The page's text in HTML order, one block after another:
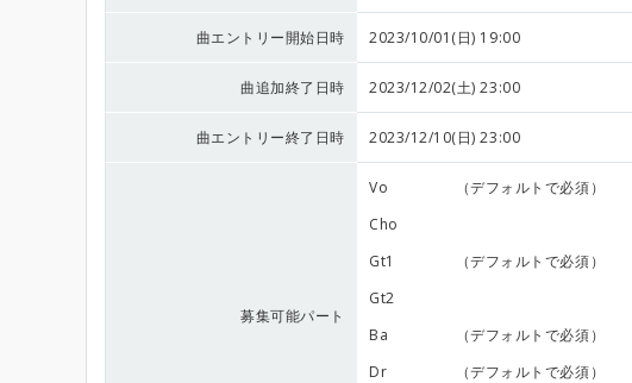
曲エントリー開始日時 2023/10/01(日) 19:00
曲追加終了日時 2023/12/02(土) 23:00
曲エントリー終了日時 2023/12/10(日) 23:00
募集可能パート
Vo
（デフォルトで必須）
Cho
Gt1
（デフォルトで必須）
Gt2
Ba
（デフォルトで必須）
Dr
（デフォルトで必須）